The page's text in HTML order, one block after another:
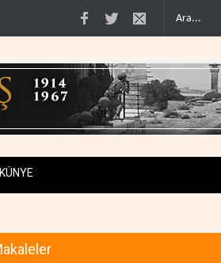
k.. Hürmüz Boğazı'nda bir tankerin
KÜNYE